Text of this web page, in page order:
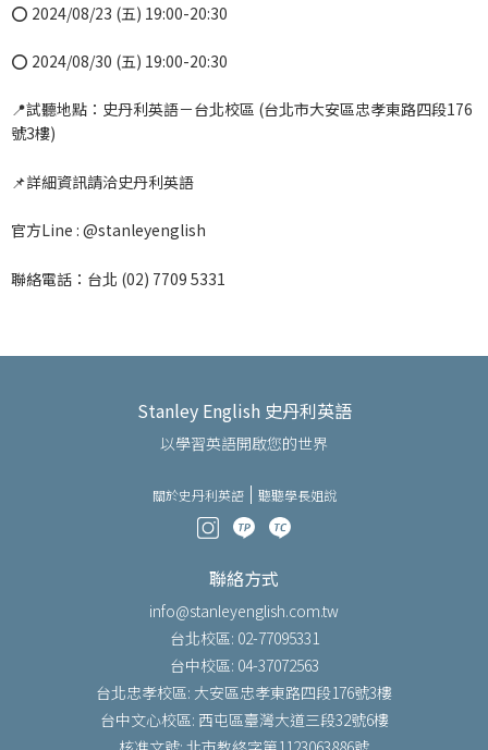
⭕ 2024/08/23 (五) 19:00-20:30
⭕ 2024/08/30 (五) 19:00-20:30
📍試聽地點：史丹利英語－台北校區 (台北市大安區忠孝東路四段176
號3樓)
📌詳細資訊請洽史丹利英語
官方Line : @stanleyenglish
聯絡電話：台北 (02) 7709 5331
Stanley English 史丹利英語
以學習英語開啟您的世界
關於史丹利英語 聽聽學長姐說
聯絡方式
info@stanleyenglish.com.tw
台北校區: 02-77095331
台中校區: 04-37072563
台北忠孝校區: 大安區忠孝東路四段176號3樓
台中文心校區: 西屯區臺灣大道三段32號6樓